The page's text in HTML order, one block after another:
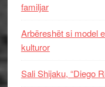
familjar
Arbëreshët si model
kulturor
Sali Shijaku, “Diego